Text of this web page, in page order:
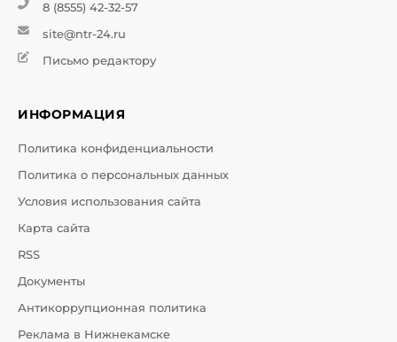
8 (8555) 42-32-57
site@ntr-24.ru
Письмо редактору
ИНФОРМАЦИЯ
Политика конфиденциальности
Политика о персональных данных
Условия использования сайта
Карта сайта
RSS
Документы
Антикоррупционная политика
Реклама в Нижнекамске